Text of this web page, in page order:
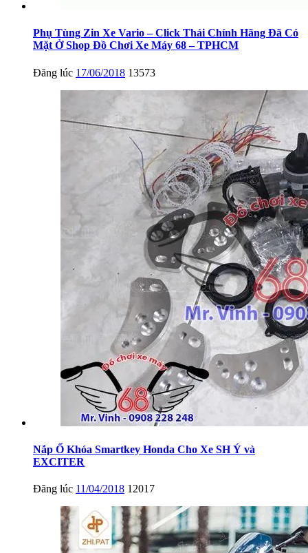
Phụ Tùng Zin Xe Vario – Click Thái Chính Hãng Đã Có
Mặt Ở Shop Đồ Chơi Xe Máy 68 – TPHCM
Đăng lúc 17/06/2018 13573
Nắp Ổ Khóa Smartkey Honda Cho Xe SH Ý và
EXCITER
Đăng lúc 11/04/2018 12017